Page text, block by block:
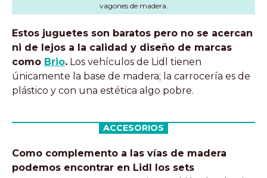
vagones de madera.
Estos juguetes son baratos pero no se acercan
ni de lejos a la calidad y diseño de marcas
como Brio. Los vehículos de Lidl tienen
únicamente la base de madera; la carrocería es de
plástico y con una estética algo pobre.
ACCESORIOS
Como complemento a las vías de madera
podemos encontrar en Lidl los sets